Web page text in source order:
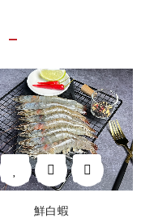
鮮白蝦